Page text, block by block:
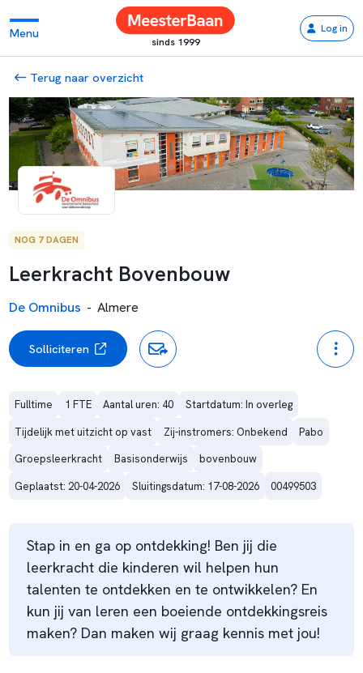
Menu
sinds 1999
Log in
Terug naar overzicht
NOG 7 DAGEN
Leerkracht Bovenbouw
De Omnibus - Almere
Solliciteren
Fulltime 1 FTE Aantal uren: 40
Startdatum: In overleg
Tijdelijk met uitzicht op vast
Zij-instromers: Onbekend
Pabo
Groepsleerkracht
Basisonderwijs
bovenbouw
Geplaatst: 20-04-2026
Sluitingsdatum: 17-08-2026 00499503
Stap in en ga op ontdekking! Ben jij die
leerkracht die kinderen wil helpen hun
talenten te ontdekken en te ontwikkelen? En
kun jij van leren een boeiende ontdekkingsreis
maken? Dan maken wij graag kennis met jou!